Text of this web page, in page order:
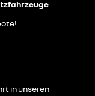
in unseren